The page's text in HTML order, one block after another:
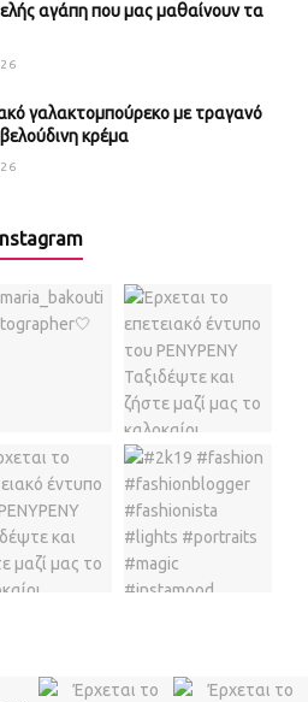
αγάπη που μας μαθαίνουν τα
γαλακτομπούρεκο με τραγανό
κρέμα